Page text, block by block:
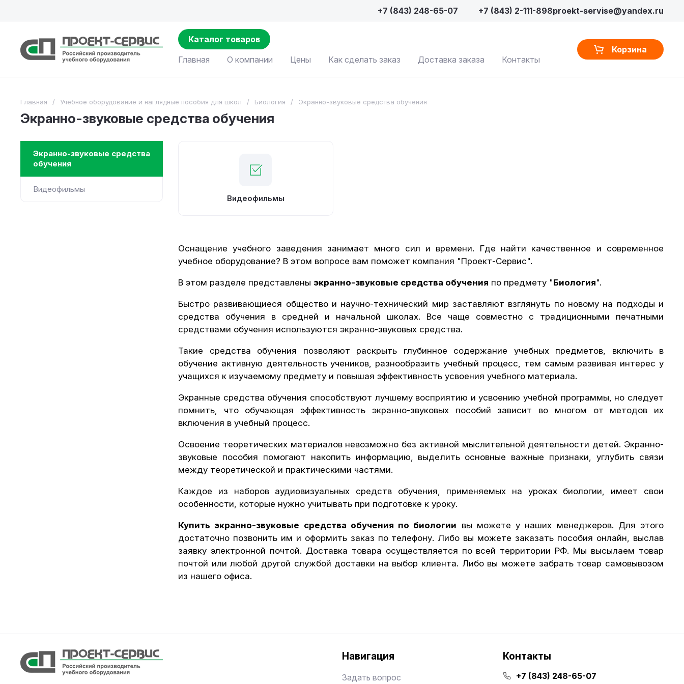
+7 (843) 248-65-07 +7 (843) 2-111-898proekt-servise@yandex.ru
Каталог товаров
Главная
О компании Цены Как сделать заказ Доставка заказа Контакты
Корзина
Главная / Учебное оборудование и наглядные пособия для школ / Биология / Экранно-звуковые средства обучения
Экранно-звуковые средства обучения
Экранно-звуковые средства
обучения
Видеофильмы
Видеофильмы
Оснащение учебного заведения занимает много сил и времени. Где найти качественное и современное
учебное оборудование? В этом вопросе вам поможет компания "Проект-Сервис".
В этом разделе представлены экранно-звуковые средства обучения по предмету "Биология".
Быстро развивающиеся общество и научно-технический мир заставляют взглянуть по новому на подходы и
средства обучения в средней и начальной школах. Все чаще совместно с традиционными печатными
средствами обучения используются экранно-звуковых средства.
Такие средства обучения позволяют раскрыть глубинное содержание учебных предметов, включить в
обучение активную деятельность учеников, разнообразить учебный процесс, тем самым развивая интерес у
учащихся к изучаемому предмету и повышая эффективность усвоения учебного материала.
Экранные средства обучения способствуют лучшему восприятию и усвоению учебной программы, но следует
помнить, что обучающая эффективность экранно-звуковых пособий зависит во многом от методов их
включения в учебный процесс.
Освоение теоретических материалов невозможно без активной мыслительной деятельности детей. Экранно-
звуковые пособия помогают накопить информацию, выделить основные важные признаки, углубить связи
между теоретической и практическими частями.
Каждое из наборов аудиовизуальных средств обучения, применяемых на уроках биологии, имеет свои
особенности, которые нужно учитывать при подготовке к уроку.
Купить экранно-звуковые средства обучения по биологии вы можете у наших менеджеров. Для этого
достаточно позвонить им и оформить заказ по телефону. Либо вы можете заказать пособия онлайн, выслав
заявку электронной почтой. Доставка товара осуществляется по всей территории РФ. Мы высылаем товар
почтой или любой другой службой доставки на выбор клиента. Либо вы можете забрать товар самовывозом
из нашего офиса.
Навигация
Задать вопрос
Контакты
+7 (843) 248-65-07